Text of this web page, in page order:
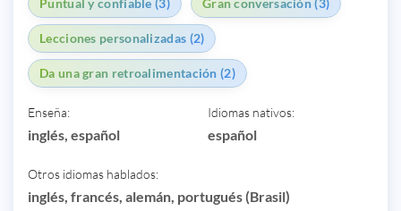
Puntual y confiable (3) Gran conversación (3)
Lecciones personalizadas (2)
Da una gran retroalimentación (2)
Enseña:
inglés, español
Idiomas nativos:
español
Otros idiomas hablados:
inglés, francés, alemán, portugués (Brasil)